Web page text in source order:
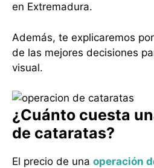
en Extremadura.
Además, te explicaremos
de las mejores decisiones
visual.
¿Cuánto cuesta
de cataratas?
El precio de una operación